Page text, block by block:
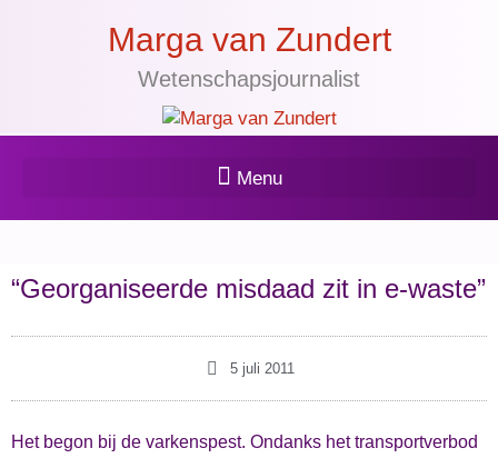
Marga van Zundert
Wetenschapsjournalist
“Georganiseerde misdaad zit in e-waste”
5 juli 2011
Het begon bij de varkenspest. Ondanks het transportverbod